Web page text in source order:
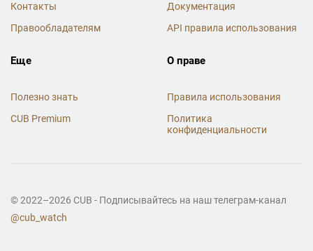
Контакты
Правообладателям
Документация
API правила использования
Еще
Полезно знать
CUB Premium
О праве
Правила использования
Политика
конфиденциальности
© 2022–2026 CUB - Подписывайтесь на наш телеграм-канал
@cub_watch